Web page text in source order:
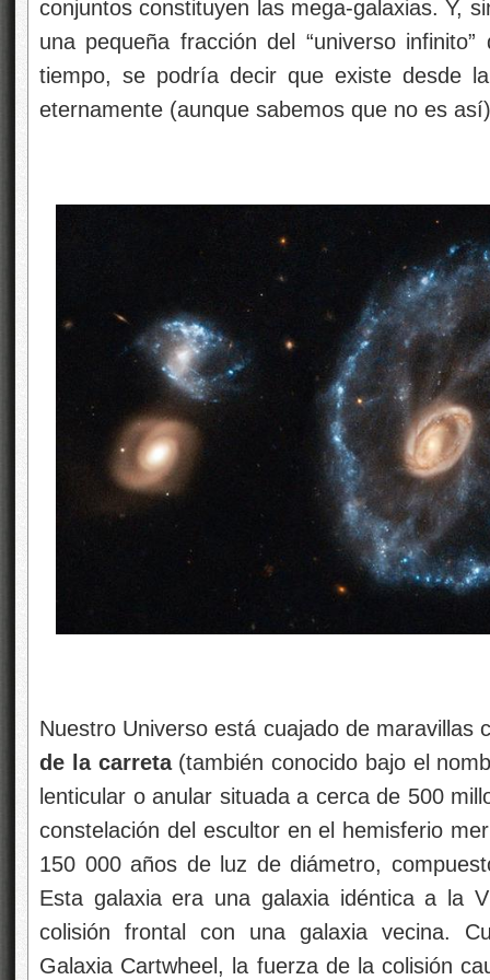
conjuntos constituyen las mega-galaxias. Y,
una pequeña fracción del “universo
tiempo, se podría decir que existe desde
eternamente (aunque sabemos que no es
Nuestro Universo está cuajado de maravillas
de la carreta(también conocido bajo el
lenticular o anular situada a cerca de 500
constelación del escultor en el hemisferio
150 000 años de luz de diámetro,
Esta galaxia era una galaxia idéntica a la
colisión frontal con una galaxia vecina.
Galaxia Cartwheel, la fuerza de la colisión